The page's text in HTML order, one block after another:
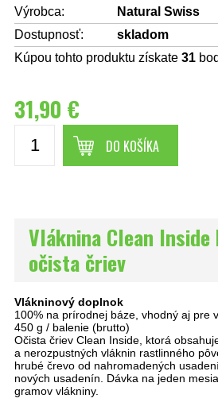
Výrobca:
Natural Swiss
Dostupnosť:
skladom
Kúpou tohto produktu získate 31
31,90 €
DO KOŠÍKA
Vláknina Clean Inside
očista čriev
Vlákninový doplnok
100% na prírodnej báze, vhodný aj pre
450 g / balenie (brutto)
Očista čriev Clean Inside, ktorá
a nerozpustných vláknin rastlinného
hrubé črevo od nahromadených
nových usadenín. Dávka na jeden
gramov vlákniny.